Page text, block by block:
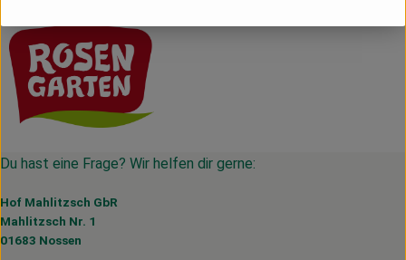
Du hast eine Frage? Wir helfen dir gerne:
Hof Mahlitzsch GbR
Mahlitzsch Nr. 1
01683 Nossen